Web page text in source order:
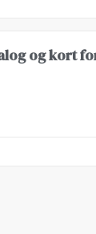
og kort